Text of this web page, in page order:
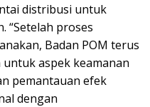
distribusi untuk
“Setelah proses
Badan POM terus
aspek keamanan
pemantauan efek
dengan